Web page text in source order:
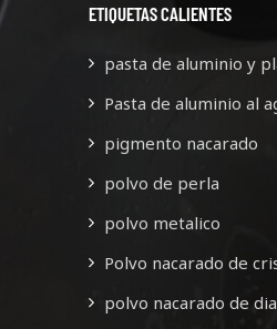
ETIQUETAS CALIENTES
pasta de aluminio y
Pasta de aluminio al
pigmento nacarado
polvo de perla
polvo metalico
Polvo nacarado de
polvo nacarado de